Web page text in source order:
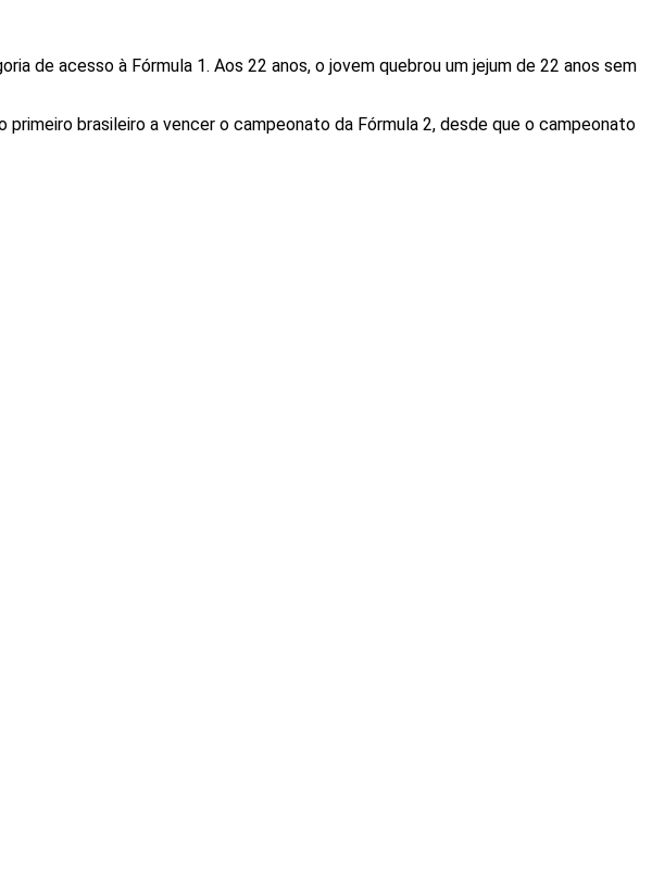
de acesso à Fórmula 1. Aos 22 anos, o jovem quebrou um jejum de 22 anos sem
brasileiro a vencer o campeonato da Fórmula 2, desde que o campeonato